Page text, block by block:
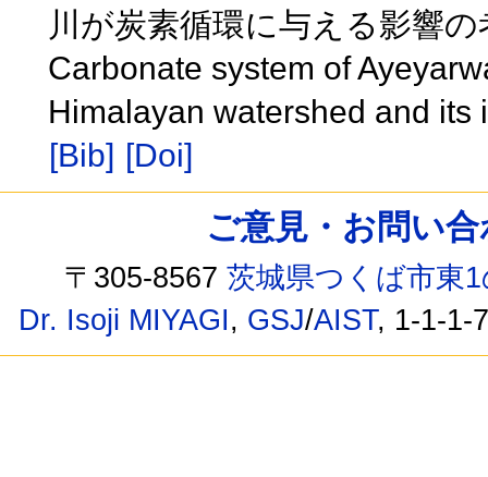
川が炭素循環に与える影響
Carbonate system of
Himalayan watershed and
[Bib] [Doi]
ご意見・お問い
〒305-8567茨城県つくば市東
Dr. Isoji MIYAGI, GSJ/AIST, 1-1-1-